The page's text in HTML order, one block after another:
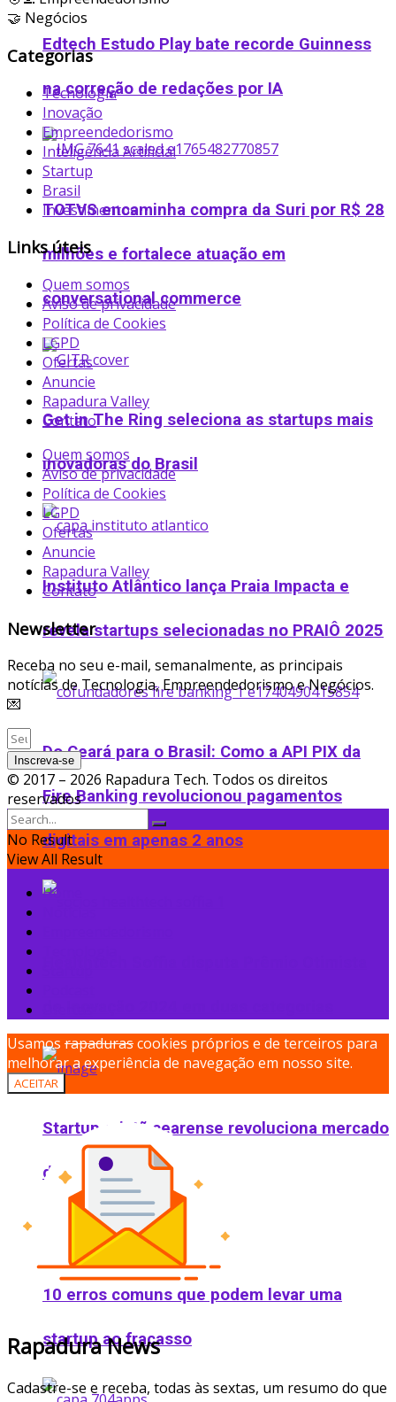
Edtech Estudo Play bate recorde Guinness
na correção de redações por IA
TOTVS encaminha compra da Suri por R$ 28
milhões e fortalece atuação em
conversational commerce
Get in The Ring seleciona as startups mais
inovadoras do Brasil
Instituto Atlântico lança Praia Impacta e
revela startups selecionadas no PRAIÔ 2025
Do Ceará para o Brasil: Como a API PIX da
Fire Banking revolucionou pagamentos
digitais em apenas 2 anos
Startup cristã cearense revoluciona mercado
de recomendações
10 erros comuns que podem levar uma
startup ao fracasso
🤝 Negócios
Categorias
Tecnologia
Inovação
Empreendedorismo
Inteligência Artificial
Startup
Brasil
Investimentos
Links úteis
Quem somos
Aviso de privacidade
Política de Cookies
LGPD
Ofertas
Anuncie
Rapadura Valley
Contato
Quem somos
Aviso de privacidade
Política de Cookies
LGPD
Ofertas
Anuncie
Rapadura Valley
Contato
Newsletter
Receba no seu e-mail, semanalmente, as principais
notícias de Tecnologia, Empreendedorismo e Negócios.
💌
Inscreva-se
© 2017 – 2026 Rapadura Tech. Todos os direitos
reservados
No Result
View All Result
Home
Usamos rapadurascookies próprios e de terceiros para
melhorar a experiência de navegação em nosso site.
ACEITAR
Rapadura News
Cadastre-se e receba, todas às sextas, um resumo do que